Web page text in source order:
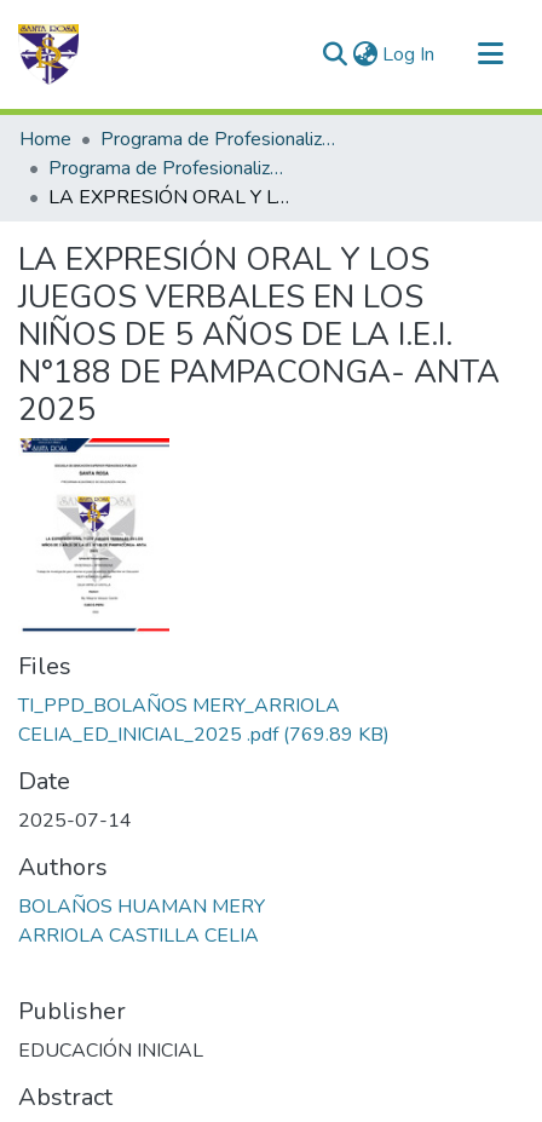
Log In (current)
Communities & Collections
All of DSpace
Statistics
Home
Programa de Profesionalización Docente - Trabajos de Investigación
Programa de Profesionalización Docente
LA EXPRESIÓN ORAL Y LOS JUEGOS VERBALES EN LOS NIÑOS DE 5 AÑOS DE LA I.E.I. N°188 DE PAMPACONGA- ANTA 2025
LA EXPRESIÓN ORAL Y LOS
JUEGOS VERBALES EN LOS
NIÑOS DE 5 AÑOS DE LA I.E.I.
N°188 DE PAMPACONGA- ANTA
2025
Files
TI_PPD_BOLAÑOS MERY_ARRIOLA
CELIA_ED_INICIAL_2025 .pdf(769.89 KB)
Date
2025-07-14
Authors
BOLAÑOS HUAMAN MERY
ARRIOLA CASTILLA CELIA
Publisher
EDUCACIÓN INICIAL
Abstract